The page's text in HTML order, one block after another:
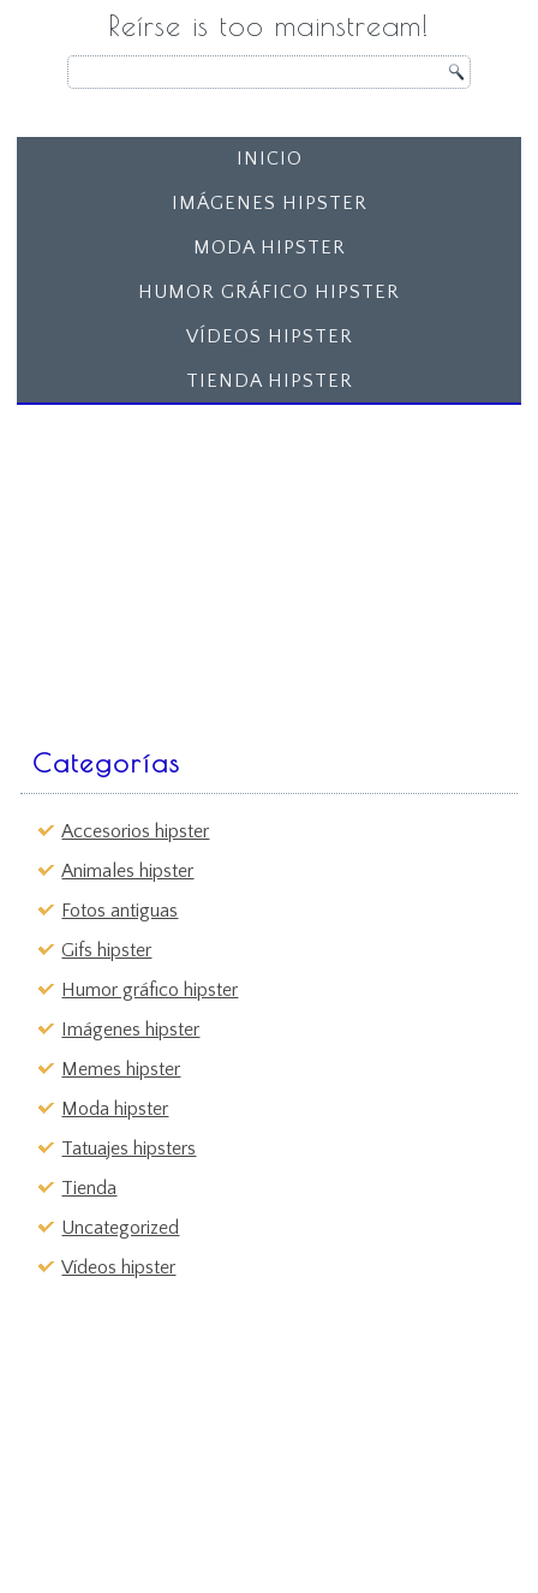
Reírse is too mainstream!
INICIO
IMÁGENES HIPSTER
MODA HIPSTER
HUMOR GRÁFICO HIPSTER
VÍDEOS HIPSTER
TIENDA HIPSTER
Categorías
Accesorios hipster
Animales hipster
Fotos antiguas
Gifs hipster
Humor gráfico hipster
Imágenes hipster
Memes hipster
Moda hipster
Tatuajes hipsters
Tienda
Uncategorized
Vídeos hipster